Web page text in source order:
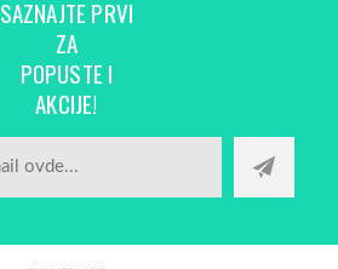
SAZNAJTE PRVI
ZA
POPUSTE I
AKCIJE!